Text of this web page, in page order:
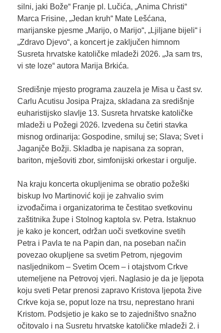
silni, jaki Bože“ Franje pl. Lučića, „Anima Christi“
Marca Frisine, „Jedan kruh“ Mate Lešćana,
marijanske pjesme „Marijo, o Marijo“, „Ljiljane bijeli“ i
„Zdravo Djevo“, a koncert je zaključen himnom
Susreta hrvatske katoličke mladeži 2026. „Ja sam trs,
vi ste loze“ autora Marija Brkića.
Središnje mjesto programa zauzela je Misa u čast sv.
Carlu Acutisu Josipa Prajza, skladana za središnje
euharistijsko slavlje 13. Susreta hrvatske katoličke
mladeži u Požegi 2026. Izvedena su četiri stavka
misnog ordinarija: Gospodine, smiluj se; Slava; Svet i
Jaganjče Božji. Skladba je napisana za sopran,
bariton, mješoviti zbor, simfonijski orkestar i orgulje.
Na kraju koncerta okupljenima se obratio požeški
biskup Ivo Martinović koji je zahvalio svim
izvođačima i organizatorima te čestitao svetkovinu
zaštitnika župe i Stolnog kaptola sv. Petra. Istaknuo
je kako je koncert, održan uoči svetkovine svetih
Petra i Pavla te na Papin dan, na poseban način
povezao okupljene sa svetim Petrom, njegovim
nasljednikom – Svetim Ocem – i otajstvom Crkve
utemeljene na Petrovoj vjeri. Naglasio je da je ljepota
koju sveti Petar prenosi zapravo Kristova ljepota žive
Crkve koja se, poput loze na trsu, neprestano hrani
Kristom. Podsjetio je kako se to zajedništvo snažno
očitovalo i na Susretu hrvatske katoličke mladeži 2. i